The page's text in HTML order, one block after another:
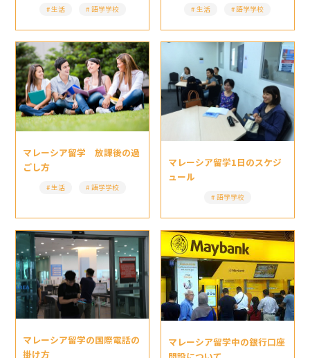
生活 語学学校 生活 語学学校
マレーシア留学 放課後の過
ごし方
生活 語学学校
マレーシア留学1日のスケジ
ュール
語学学校
マレーシア留学の国際電話の
掛け方
マレーシア留学中の銀行口座